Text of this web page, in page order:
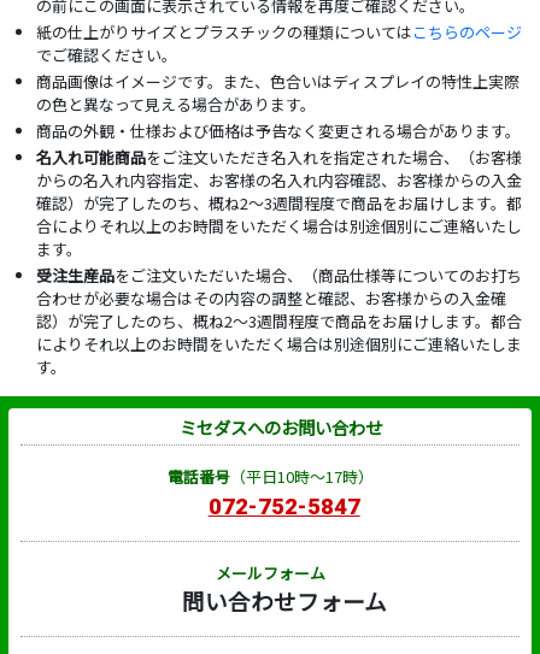
の前にこの画面に表示されている情報を再度ご確認ください。
紙の仕上がりサイズとプラスチックの種類についてはこちらのページ
でご確認ください。
商品画像はイメージです。また、色合いはディスプレイの特性上実際
の色と異なって見える場合があります。
商品の外観・仕様および価格は予告なく変更される場合があります。
名入れ可能商品をご注文いただき名入れを指定された場合、（お客様
からの名入れ内容指定、お客様の名入れ内容確認、お客様からの入金
確認）が完了したのち、概ね2～3週間程度で商品をお届けします。都
合によりそれ以上のお時間をいただく場合は別途個別にご連絡いたし
ます。
受注生産品をご注文いただいた場合、（商品仕様等についてのお打ち
合わせが必要な場合はその内容の調整と確認、お客様からの入金確
認）が完了したのち、概ね2～3週間程度で商品をお届けします。都合
によりそれ以上のお時間をいただく場合は別途個別にご連絡いたしま
す。
ミセダスへのお問い合わせ
電話番号（平日10時～17時）
072-752-5847
メールフォーム
問い合わせフォーム